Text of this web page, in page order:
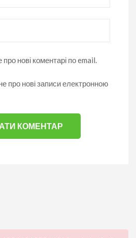
нові коментарі по email.
про нові записи електронною